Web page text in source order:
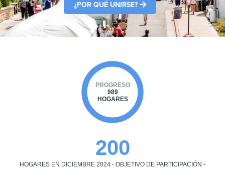
¿POR QUÉ UNIRSE?
PROGRESO
989
HOGARES
200
HOGARES EN DICIEMBRE 2024 - OBJETIVO DE PARTICIPACIÓN -